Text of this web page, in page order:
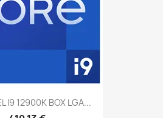
I9 12900K BOX LGA...